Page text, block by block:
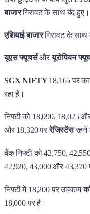
बाजारगिरावट के साथ बंद हुए।
एशियाई बाजारगिरावट के साथ
यूएस फ्यूचर्सऔरयूरोपियन
SGX NIFTY18,165 पर
रहा है।
निफ्टी को 18,090, 18,025
और 18,320 पररेजिस्टेंसरहने
बैंक निफ्टी को 42,750,
42,920, 43,000 और 43,370
निफ्टी में 18,200 पर उच्चतम
18,000 पर है।